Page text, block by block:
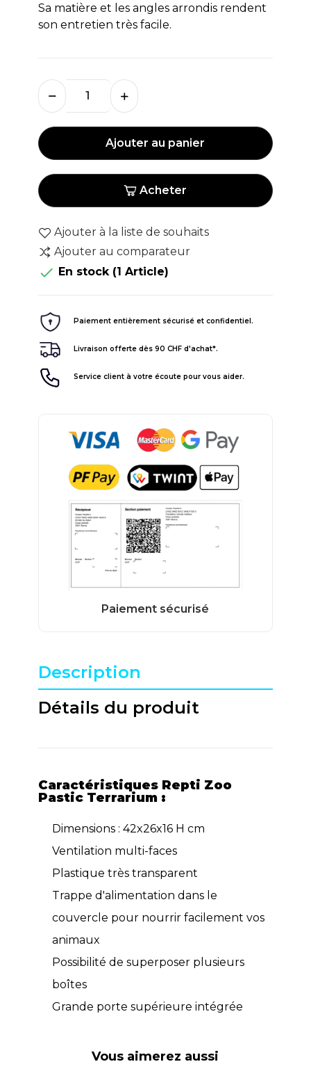
Sa matière et les angles arrondis rendent
son entretien très facile.
Ajouter au panier
Acheter
Ajouter à la liste de souhaits
Ajouter au comparateur
 En stock (1 Article)
Paiement entièrement sécurisé et confidentiel.
Livraison offerte dès 90 CHF d'achat*.
Service client à votre écoute pour vous aider.
Description
Détails du produit
Caractéristiques Repti Zoo
Pastic Terrarium :
Dimensions : 42x26x16 H cm
Ventilation multi-faces
Plastique très transparent
Trappe d'alimentation dans le
couvercle pour nourrir facilement vos
animaux
Possibilité de superposer plusieurs
boîtes
Grande porte supérieure intégrée
Vous aimerez aussi